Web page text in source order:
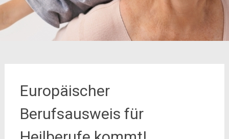
Europäischer
Berufsausweis für